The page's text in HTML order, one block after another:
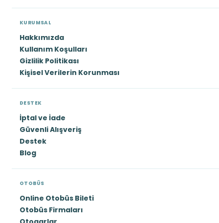
KURUMSAL
Hakkımızda
Kullanım Koşulları
Gizlilik Politikası
Kişisel Verilerin Korunması
DESTEK
İptal ve İade
Güvenli Alışveriş
Destek
Blog
OTOBÜS
Online Otobüs Bileti
Otobüs Firmaları